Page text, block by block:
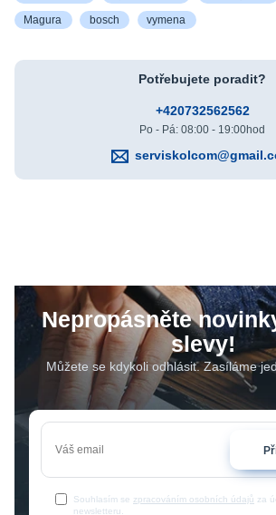
Magura bosch vymena
Potřebujete poradit?
+420732562562
Po - Pá: 08:00 - 19:00hod
Nepropásněte
slevy!
Můžete se kdykoli odhlásit. Zasíláme
Souhlasím se zpracováním osobních údajů za
newsletteru.